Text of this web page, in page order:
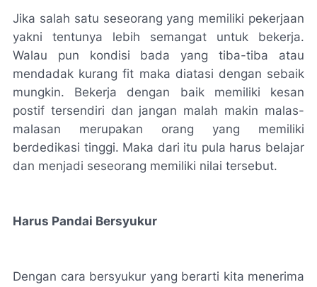
Jika salah satu seseorang yang memiliki pekerjaan
yakni tentunya lebih semangat untuk bekerja.
Walau pun kondisi bada yang tiba-tiba atau
mendadak kurang fit maka diatasi dengan sebaik
mungkin. Bekerja dengan baik memiliki kesan
postif tersendiri dan jangan malah makin malas-
malasan merupakan orang yang memiliki
berdedikasi tinggi. Maka dari itu pula harus belajar
dan menjadi seseorang memiliki nilai tersebut.
Harus Pandai Bersyukur
Dengan cara bersyukur yang berarti kita menerima